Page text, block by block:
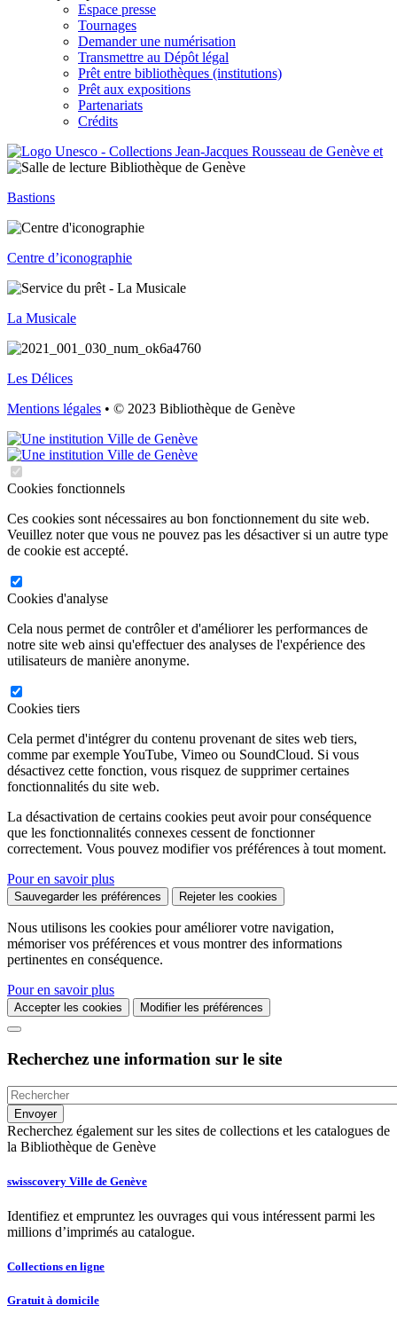
Espace presse
Tournages
Demander une numérisation
Transmettre au Dépôt légal
Prêt entre bibliothèques (institutions)
Prêt aux expositions
Partenariats
Crédits
Bastions
Centre d’iconographie
La Musicale
Les Délices
Mentions légales • © 2023 Bibliothèque de Genève
Cookies fonctionnels
Ces cookies sont nécessaires au bon fonctionnement du site web.
Veuillez noter que vous ne pouvez pas les désactiver si un autre type
de cookie est accepté.
Cookies d'analyse
Cela nous permet de contrôler et d'améliorer les performances de
notre site web ainsi qu'effectuer des analyses de l'expérience des
utilisateurs de manière anonyme.
Cookies tiers
Cela permet d'intégrer du contenu provenant de sites web tiers,
comme par exemple YouTube, Vimeo ou SoundCloud. Si vous
désactivez cette fonction, vous risquez de supprimer certaines
fonctionnalités du site web.
La désactivation de certains cookies peut avoir pour conséquence
que les fonctionnalités connexes cessent de fonctionner
correctement. Vous pouvez modifier vos préférences à tout moment.
Pour en savoir plus
Sauvegarder les préférences Rejeter les cookies
Nous utilisons les cookies pour améliorer votre navigation,
mémoriser vos préférences et vous montrer des informations
pertinentes en conséquence.
Pour en savoir plus
Accepter les cookies Modifier les préférences
Recherchez une information sur le site
Recherchez également sur les sites de collections et les catalogues de
la Bibliothèque de Genève
swisscovery Ville de Genève
Identifiez et empruntez les ouvrages qui vous intéressent parmi les
millions d’imprimés au catalogue.
Collections en ligne
Gratuit à domicile